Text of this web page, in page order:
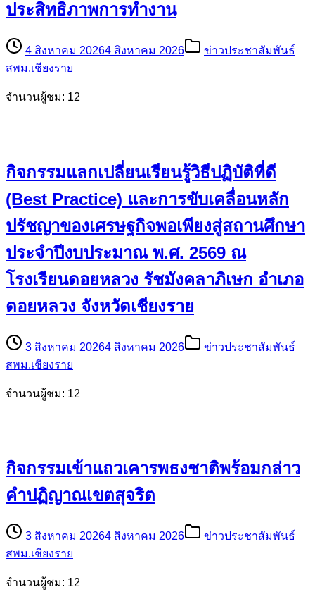
ประสิทธิภาพการทำงาน
4 สิงหาคม 20264 สิงหาคม 2026
ข่าวประชาสัมพันธ์
สพม.เชียงราย
จำนวนผู้ชม: 12
กิจกรรมแลกเปลี่ยนเรียนรู้วิธีปฏิบัติที่ดี
(Best Practice) และการขับเคลื่อนหลัก
ปรัชญาของเศรษฐกิจพอเพียงสู่สถานศึกษา
ประจำปีงบประมาณ พ.ศ. 2569 ณ
โรงเรียนดอยหลวง รัชมังคลาภิเษก อำเภอ
ดอยหลวง จังหวัดเชียงราย
3 สิงหาคม 20264 สิงหาคม 2026
ข่าวประชาสัมพันธ์
สพม.เชียงราย
จำนวนผู้ชม: 12
กิจกรรมเข้าแถวเคารพธงชาติพร้อมกล่าว
คำปฏิญาณเขตสุจริต
3 สิงหาคม 20264 สิงหาคม 2026
ข่าวประชาสัมพันธ์
สพม.เชียงราย
จำนวนผู้ชม: 12